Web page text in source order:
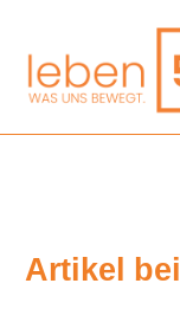
Artikel